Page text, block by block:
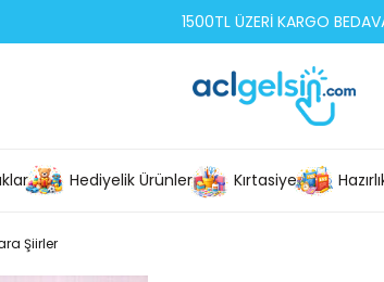
1500TL ÜZERİ KARGO
Hediyelik Ürünler Kırtasiye
Şiirler